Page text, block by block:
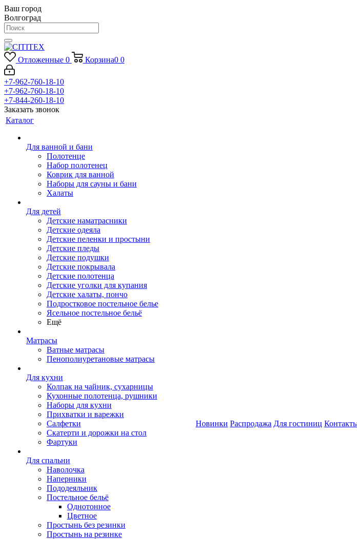
Ваш город
Волгоград
Отложенные 0 Корзина0 0
+7-962-760-18-10
+7-962-760-18-10
+7-844-260-18-10
Заказать звонок
Каталог
Для ванной и бани
Полотенце
Набор полотенец
Коврик для ванной
Наборы для сауны и бани
Халаты
Для детей
Детские наматрасники
Детские одеяла
Детские пеленки и простыни
Детские пледы
Детские подушки
Детские покрывала
Детские полотенца
Детские уголки для купания
Детские халаты, пончо
Подростковое постельное белье
Ясельное постельное бельё
Ещё
Матрасы
Ватные матрасы
Пенополиуретановые матрасы
Для кухни
Колпак на чайник, сухарницы
Кухонные полотенца, рушники
Наборы для кухни
Прихватки и варежки
Салфетки
Скатерти и дорожки на стол
Фартуки
Для спальни
Наволочка
Наперники
Пододеяльник
Постельное бельё
Однотонное
Цветное
Простынь без резинки
Простынь на резинке
Новинки Распродажа Для гостиниц